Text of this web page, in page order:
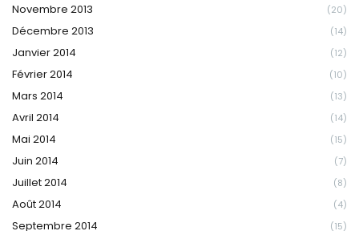
Novembre 2013 (20)
Décembre 2013 (14)
Janvier 2014 (12)
Février 2014 (10)
Mars 2014 (13)
Avril 2014 (14)
Mai 2014 (15)
Juin 2014 (7)
Juillet 2014 (8)
Août 2014 (4)
Septembre 2014 (15)